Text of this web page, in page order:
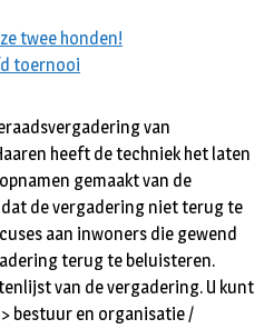
twee honden!
toernooi
van
heeft de techniek het laten
gemaakt van de
de vergadering niet terug te
aan inwoners die gewend
terug te beluisteren.
van de vergadering. U kunt
bestuur en organisatie /